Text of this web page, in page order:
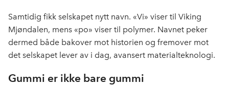
Samtidig fikk selskapet nytt navn. «Vi» viser til Viking
Mjøndalen, mens «po» viser til polymer. Navnet peker
dermed både bakover mot historien og fremover mot
det selskapet lever av i dag, avansert materialteknologi.
Gummi er ikke bare gummi